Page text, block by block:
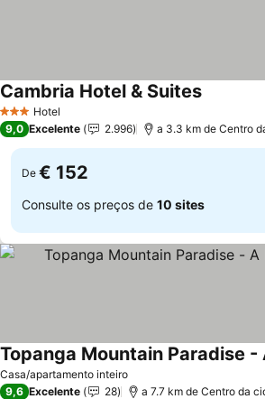
3 EstrelasHotel
Cambria Hotel & SuitesVer preços
9,0 Excelente 2.996 a 3.3 km de Centro
De € 152
Consulte os preços de 10 sites
Casa/apartamento inteiro
Ver preços
9,6 Excelente 28 a 7.7 km de Centro da